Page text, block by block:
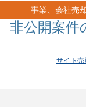
事業、会社売
非公開案件
サイト売